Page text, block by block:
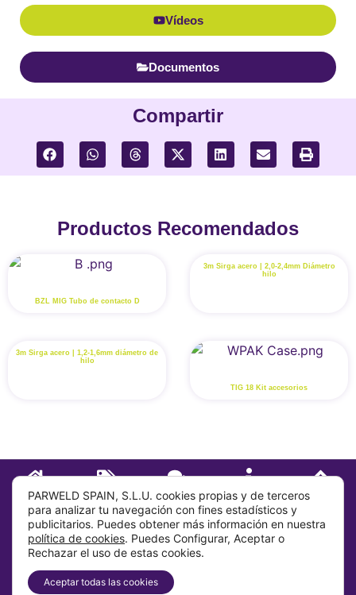
Vídeos
Documentos
Compartir
Productos Recomendados
BZL MIG Tubo de contacto D
3m Sirga acero | 2,0-2,4mm Diámetro
hilo
3m Sirga acero | 1,2-1,6mm diámetro de
hilo
TIG 18 Kit accesorios
INICIO TIENDA CONTACTO SOBRE IR ARRIBA
Sobre
Info
PARWELD SPAIN, S.L.U. cookies propias y de terceros
para analizar tu navegación con fines estadísticos y
publicitarios. Puedes obtener más información en nuestra
política de cookies. Puedes Configurar, Aceptar o
Rechazar el uso de estas cookies.
Aceptar todas las cookies